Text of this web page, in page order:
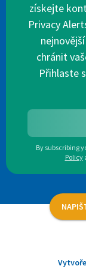
získejte
Privacy
chránit
Přihlaste
By subscribing
Policy